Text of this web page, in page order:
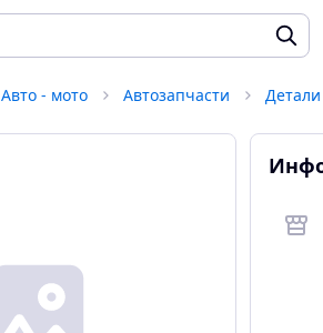
Авто - мото Автозапчасти